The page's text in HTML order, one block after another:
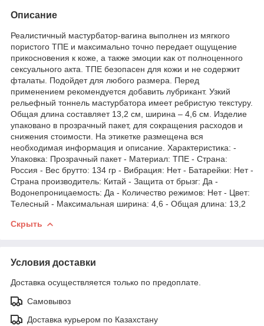
Описание
Реалистичный мастурбатор-вагина выполнен из мягкого
пористого ТПЕ и максимально точно передает ощущение
прикосновения к коже, а также эмоции как от полноценного
сексуального акта. ТПЕ безопасен для кожи и не содержит
фталаты. Подойдет для любого размера. Перед
применением рекомендуется добавить лубрикант. Узкий
рельефный тоннель мастурбатора имеет ребристую текстуру.
Общая длина составляет 13,2 см, ширина – 4,6 см. Изделие
упаковано в прозрачный пакет, для сокращения расходов и
снижения стоимости. На этикетке размещена вся
необходимая информация и описание. Характеристика: -
Упаковка: Прозрачный пакет - Материал: ТПЕ - Страна:
Россия - Веc брутто: 134 гр - Вибрация: Нет - Батарейки: Нет -
Страна производитель: Китай - Защита от брызг: Да -
Водонепроницаемость: Да - Количество режимов: Нет - Цвет:
Телесный - Максимальная ширина: 4,6 - Общая длина: 13,2
Скрыть
Условия доставки
Доставка осуществляется только по предоплате.
Самовывоз
Доставка курьером по Казахстану